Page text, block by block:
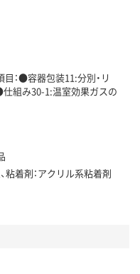
：●容器包装11:分別・リ
組み30-1:温室効果ガスの
粘着剤：アクリル系粘着剤